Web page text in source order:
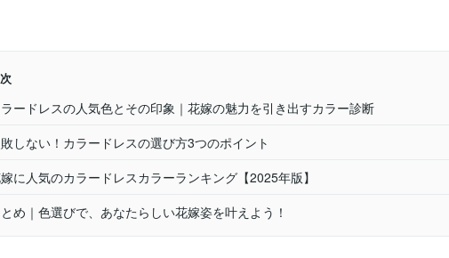
ードレスの人気色とその印象｜花嫁の魅力を引き出すカラー診断
しない！カラードレスの選び方3つのポイント
に人気のカラードレスカラーランキング【2025年版】
め｜色選びで、あなたらしい花嫁姿を叶えよう！